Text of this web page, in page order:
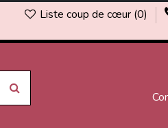
Liste coup de cœur (0)